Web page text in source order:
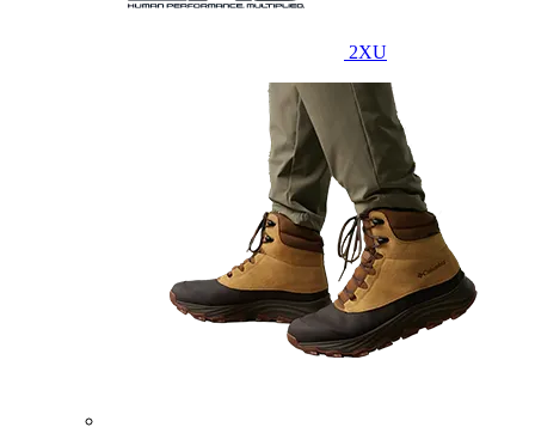
2XU